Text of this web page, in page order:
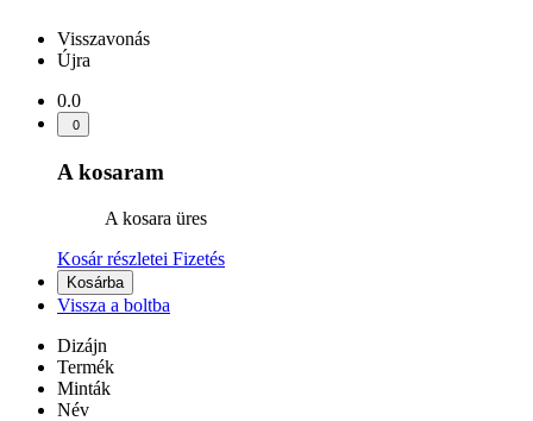
Visszavonás
Újra
0.0
0
A kosaram
A kosara üres
Kosár részletei Fizetés
Kosárba
Vissza a boltba
Dizájn
Termék
Minták
Név